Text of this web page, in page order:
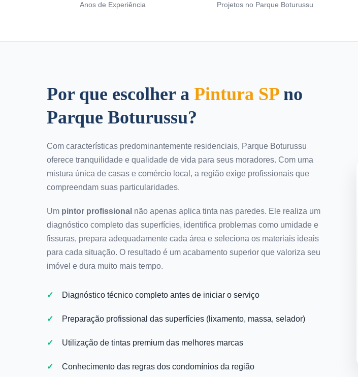
Anos de Experiência Projetos no Parque Boturussu
Por que escolher a Pintura SPno
Parque Boturussu?
Com características predominantemente residenciais, Parque Boturussu
oferece tranquilidade e qualidade de vida para seus moradores. Com uma
mistura única de casas e comércio local, a região exige profissionais que
compreendam suas particularidades.
Um pintor profissional não apenas aplica tinta nas paredes. Ele realiza um
diagnóstico completo das superfícies, identifica problemas como umidade e
fissuras, prepara adequadamente cada área e seleciona os materiais ideais
para cada situação. O resultado é um acabamento superior que valoriza seu
imóvel e dura muito mais tempo.
Diagnóstico técnico completo antes de iniciar o serviço
Preparação profissional das superfícies (lixamento, massa, selador)
Utilização de tintas premium das melhores marcas
Conhecimento das regras dos condomínios da região